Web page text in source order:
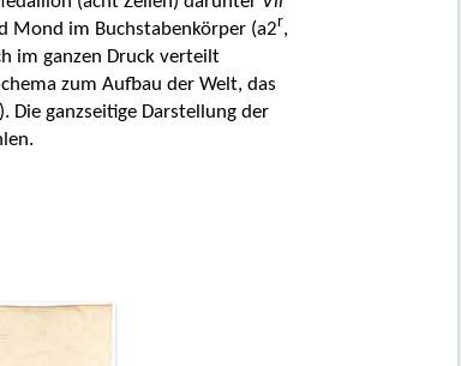
Mond im Buchstabenkörper (a2r,
im ganzen Druck verteilt
zum Aufbau der Welt, das
). Die ganzseitige Darstellung der